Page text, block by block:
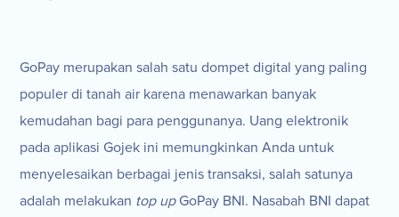
GoPay merupakan salah satu dompet digital yang paling
populer di tanah air karena menawarkan banyak
kemudahan bagi para penggunanya. Uang elektronik
pada aplikasi Gojek ini memungkinkan Anda untuk
menyelesaikan berbagai jenis transaksi, salah satunya
adalah melakukan top upGoPay BNI. Nasabah BNI dapat